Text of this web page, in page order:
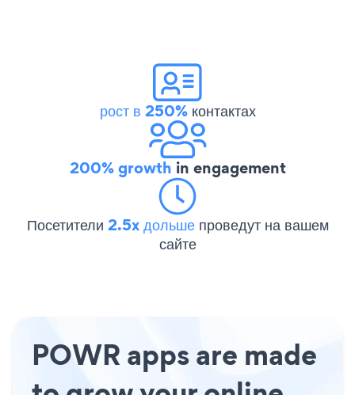
рост в 250%контактах
200% growth in engagement
Посетители 2.5x дольше проведут на вашем
сайте
POWR apps are made